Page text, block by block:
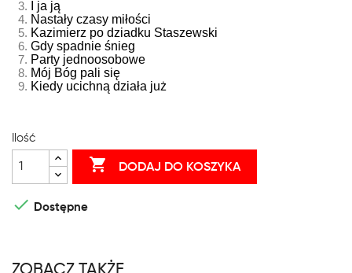
I ja ją
Nastały czasy miłości
Kazimierz po dziadku Staszewski
Gdy spadnie śnieg
Party jednoosobowe
Mój Bóg pali się
Kiedy ucichną działa już
Ilość
 DODAJ DO KOSZYKA
 Dostępne